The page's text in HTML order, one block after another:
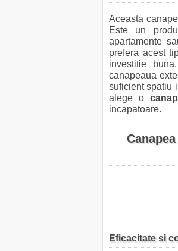
Aceasta
Este un
apartamente
prefera acest
investitie
canapeaua
suficient spatiu
alege o
incapatoare.
Eficacitate si